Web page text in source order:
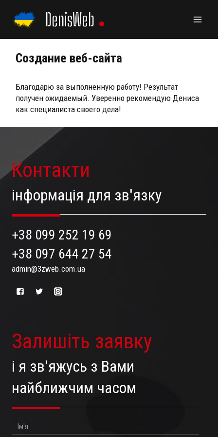
content
DenisWeb
Создание веб-сайта
Благодарю за выполненную работу! Результат
получен ожидаемый. Уверенно рекомендую Дениса
как специалиста своего дела!
Контакти
інформація для зв'язку
+38 099 252 19 69
+38 097 644 27 54
admin@3zweb.com.ua
Залишіть заявку
і я зв'яжусь з Вами
найближчим часом
Ім'я